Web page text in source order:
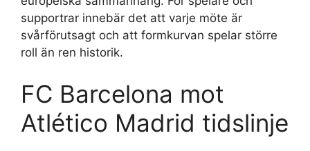
supportrar innebär det att varje möte är
svårförutsagt och att formkurvan spelar större
roll än ren historik.
FC Barcelona mot
Atlético Madrid tidslinje